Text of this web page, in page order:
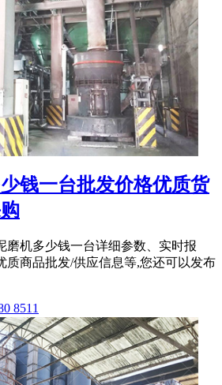
钱一台批发价格优质货
磨机多少钱一台详细参数、实时报
质商品批发/供应信息等,您还可以发布
8511